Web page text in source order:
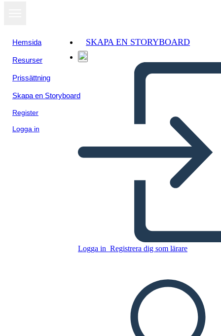
Hemsida
Resurser
Prissättning
Skapa en Storyboard
Register
Logga in
SKAPA EN STORYBOARD
Logga in Registrera dig som lärare
הבולטים של מלחמת 1812
SKAPA EN STORYBOARD
SPELA UPP BILDSPEL
LÄS FÖR MIG